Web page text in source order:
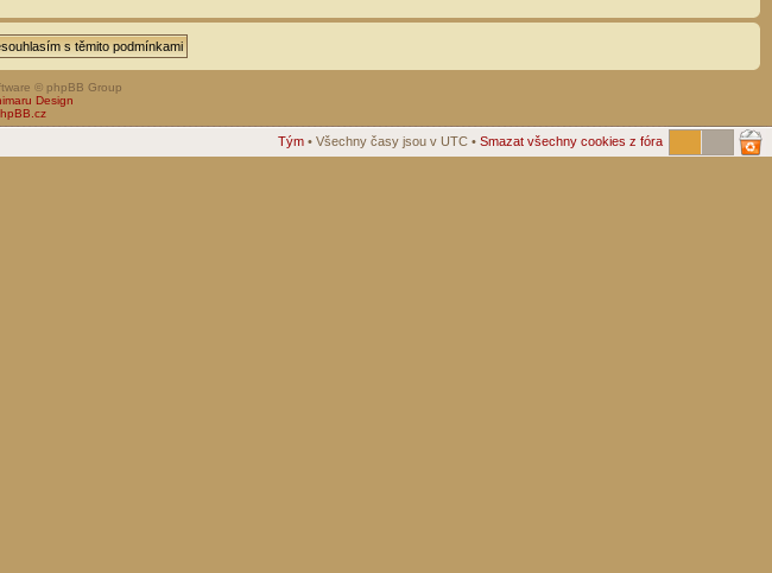
© phpBB Group
Design
Tým • Všechny časy jsou v UTC • Smazat všechny cookies z fóra